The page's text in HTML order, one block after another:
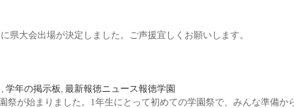
県大会出場が決定しました。ご声援宜しくお願いします。
, 学年の掲示板, 最新報徳ニュース報徳学園
が始まりました。1年生にとって初めての学園祭で、みんな準備か